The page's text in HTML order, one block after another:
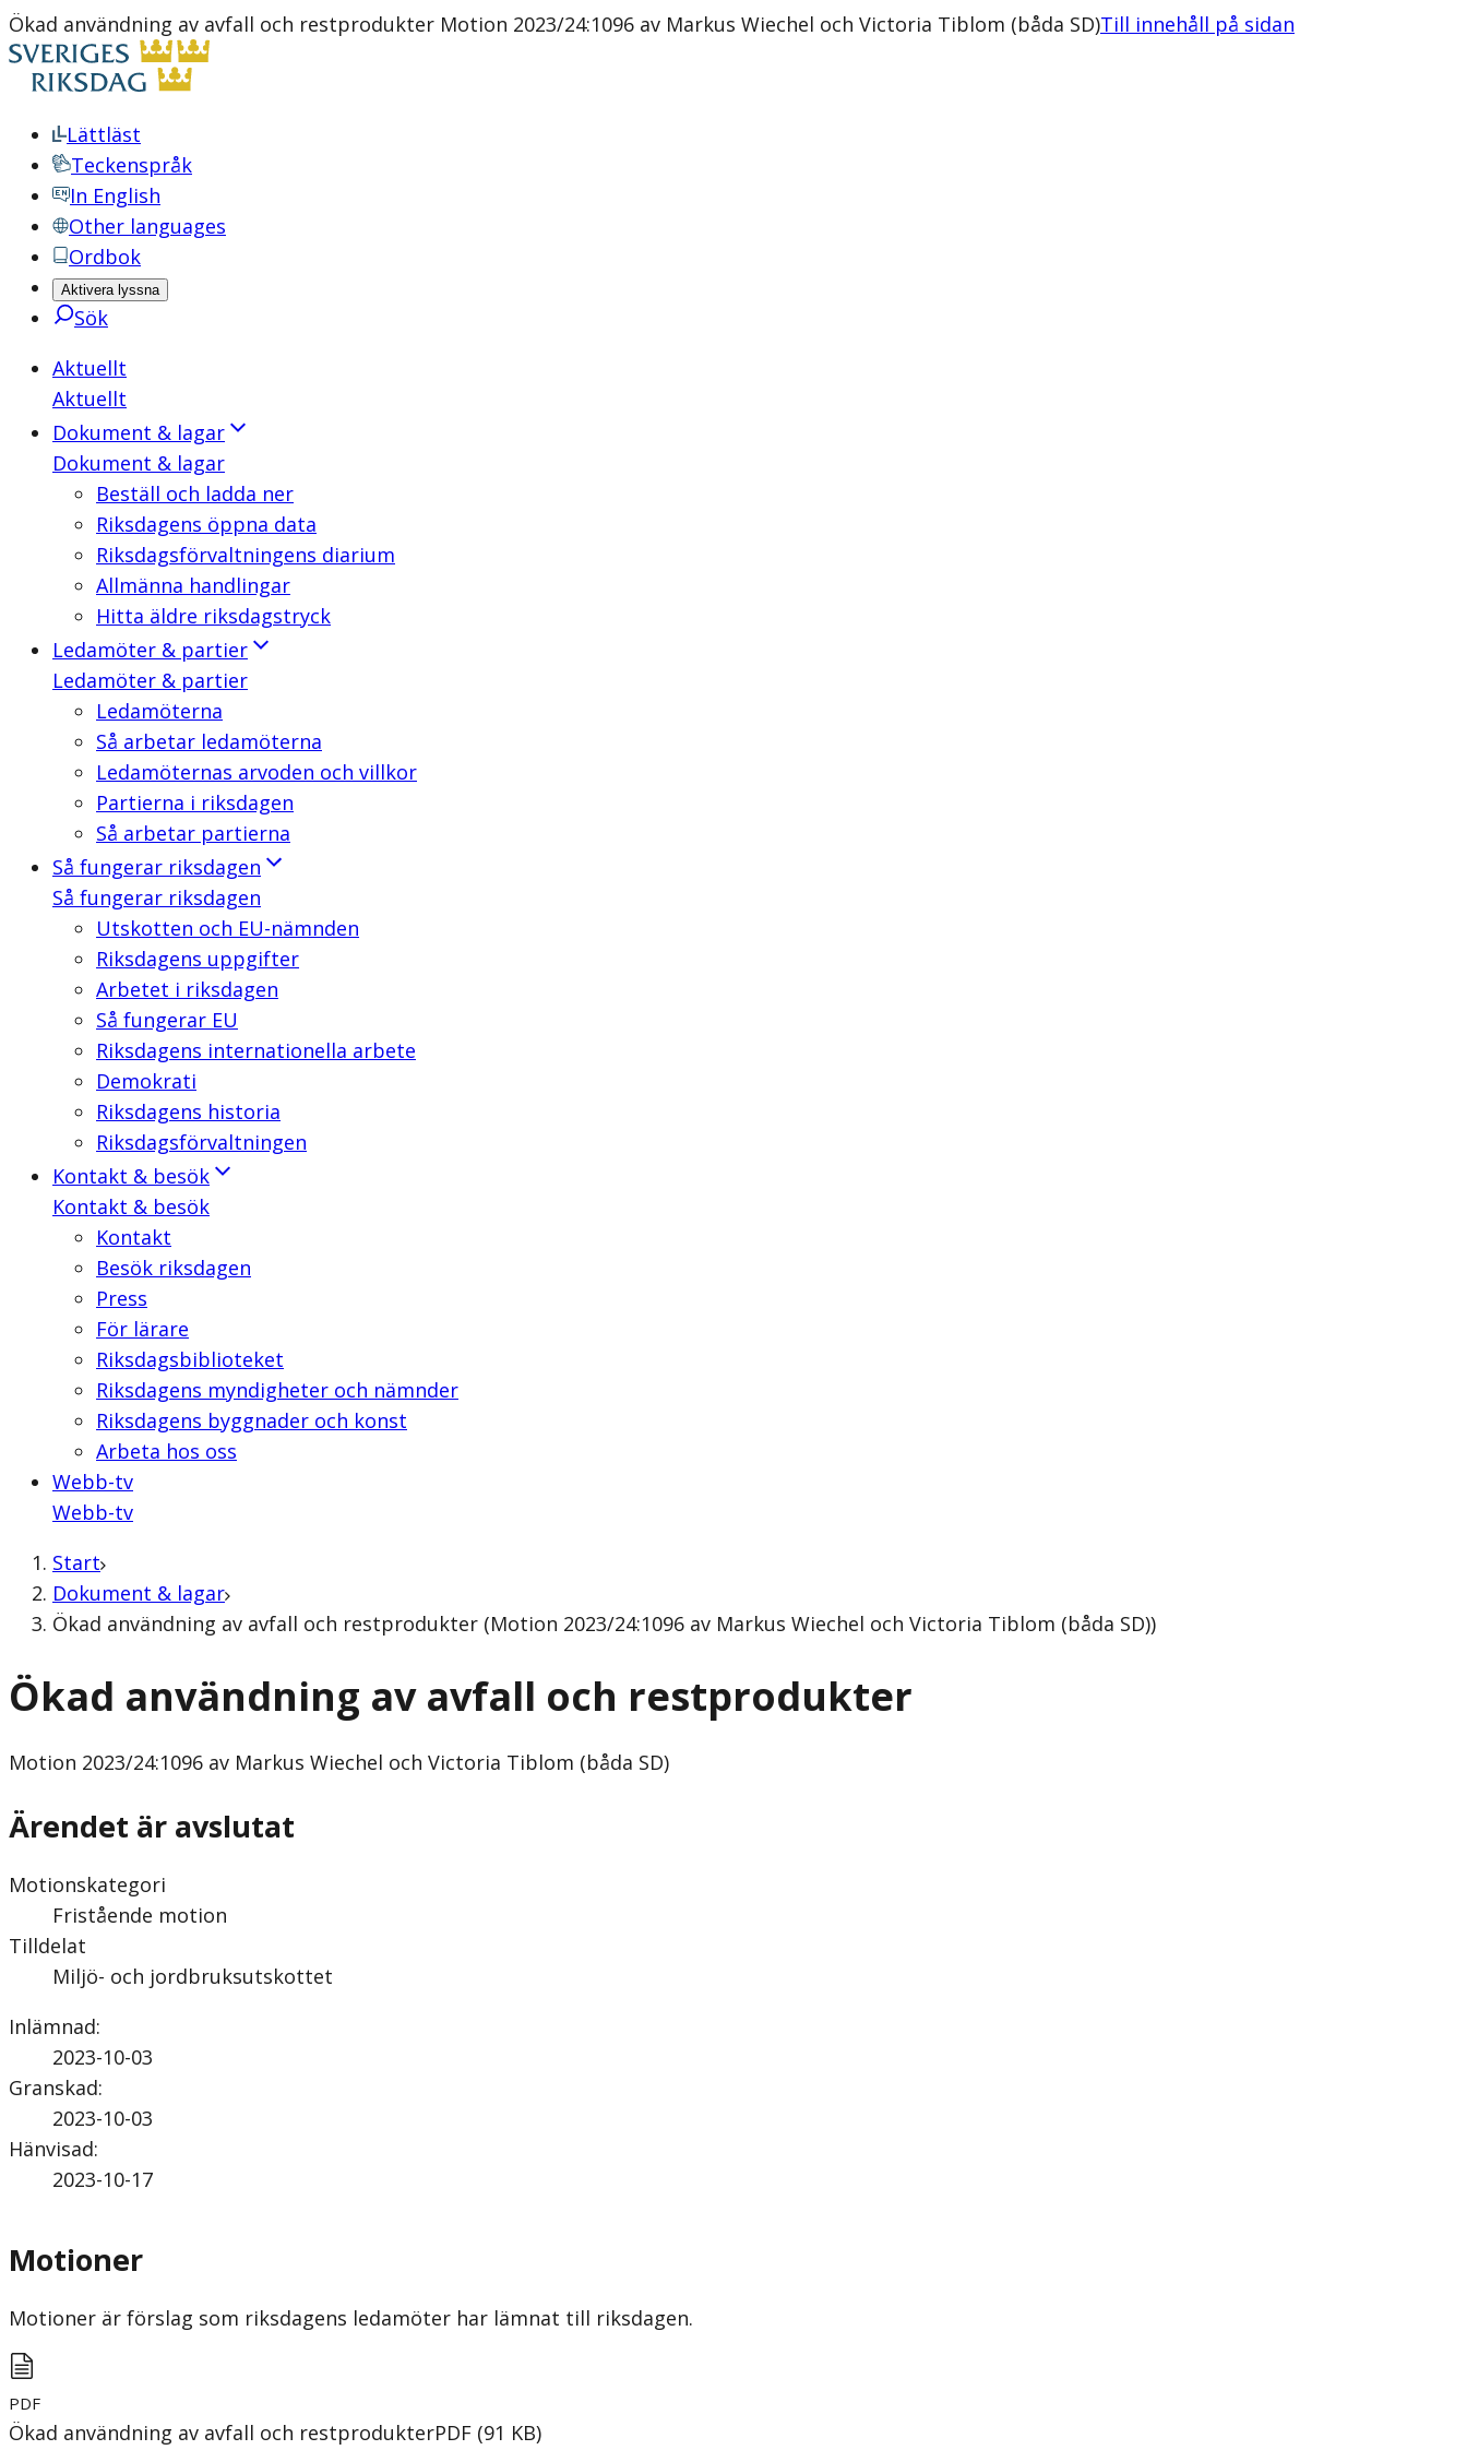
Ökad användning av avfall och restprodukter Motion 2023/24:1096 av Markus Wiechel och Victoria Tiblom (båda SD)Till innehåll på sidan
Lättläst
Teckenspråk
In English
Other languages
Ordbok
Aktivera lyssna
Sök
Aktuellt
Aktuellt
Dokument & lagar
Dokument & lagar
Beställ och ladda ner
Riksdagens öppna data
Riksdagsförvaltningens diarium
Allmänna handlingar
Hitta äldre riksdagstryck
Ledamöter & partier
Ledamöter & partier
Ledamöterna
Så arbetar ledamöterna
Ledamöternas arvoden och villkor
Partierna i riksdagen
Så arbetar partierna
Så fungerar riksdagen
Så fungerar riksdagen
Utskotten och EU-nämnden
Riksdagens uppgifter
Arbetet i riksdagen
Så fungerar EU
Riksdagens internationella arbete
Demokrati
Riksdagens historia
Riksdagsförvaltningen
Kontakt & besök
Kontakt & besök
Kontakt
Besök riksdagen
Press
För lärare
Riksdagsbiblioteket
Riksdagens myndigheter och nämnder
Riksdagens byggnader och konst
Arbeta hos oss
Webb-tv
Webb-tv
Start
Dokument & lagar
Ökad användning av avfall och restprodukter (Motion 2023/24:1096 av Markus Wiechel och Victoria Tiblom (båda SD))
Ökad användning av avfall och restprodukter
Motion 2023/24:1096 av Markus Wiechel och Victoria Tiblom (båda SD)
Ärendet är avslutat
Motionskategori
Fristående motion
Tilldelat
Miljö- och jordbruksutskottet
Inlämnad:
2023-10-03
Granskad:
2023-10-03
Hänvisad:
2023-10-17
Motioner
Motioner är förslag som riksdagens ledamöter har lämnat till riksdagen.
PDF
Ökad användning av avfall och restprodukterPDF (91 KB)